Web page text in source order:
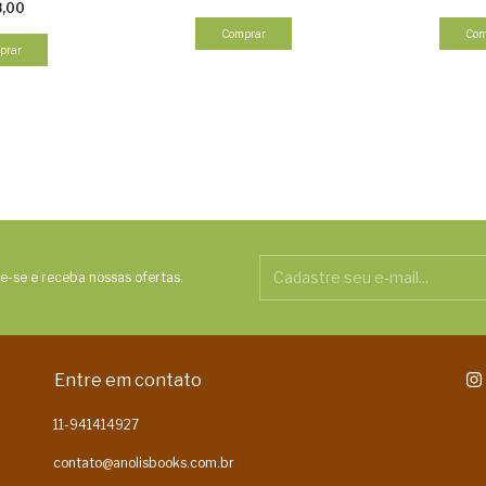
Comprar
se e receba nossas ofertas.
Entre em contato
11-941414927
contato@anolisbooks.com.br